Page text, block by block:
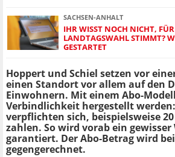
SACHSEN-ANHALT
IHR WISST NOCH NICHT,
LANDTAGSWAHL STIMMT?
GESTARTET
Hoppert und Schiel setzen vor
einen Standort vor allem auf den
Einwohnern. Mit einem Abo-
Verbindlichkeit hergestellt
verpflichten sich, beispielsweise
zahlen. So wird vorab ein
garantiert. Der Abo-Betrag wird
gegengerechnet.